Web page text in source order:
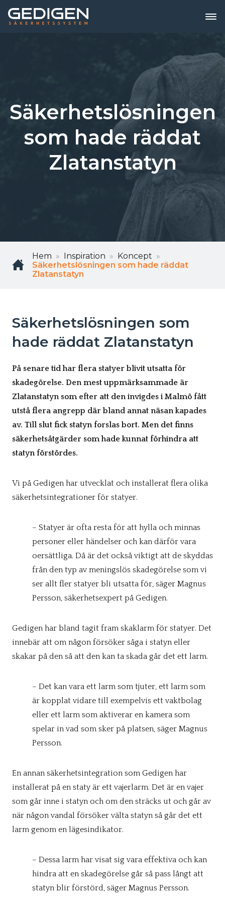
Säkerhetslösningen
som hade räddat
Zlatanstatyn
Hem Inspiration
Koncept
Säkerhetslösningen som hade räddat
Zlatanstatyn
Säkerhetslösningen som
hade räddat Zlatanstatyn
På senare tid har flera statyer blivit utsatta för
skadegörelse. Den mest uppmärksammade är
Zlatanstatyn som efter att den invigdes i Malmö fått
utstå flera angrepp där bland annat näsan kapades
av. Till slut fick statyn forslas bort. Men det finns
säkerhetsåtgärder som hade kunnat förhindra att
statyn förstördes.
Vi på Gedigen har utvecklat och installerat flera olika
säkerhetsintegrationer för statyer.
– Statyer är ofta resta för att hylla och minnas
personer eller händelser och kan därför vara
oersättliga. Då är det också viktigt att de skyddas
från den typ av meningslös skadegörelse som vi
ser allt fler statyer bli utsatta för, säger Magnus
Persson, säkerhetsexpert på Gedigen.
Gedigen har bland tagit fram skaklarm för statyer. Det
innebär att om någon försöker såga i statyn eller
skakar på den så att den kan ta skada går det ett larm.
– Det kan vara ett larm som tjuter, ett larm som
är kopplat vidare till exempelvis ett vaktbolag
eller ett larm som aktiverar en kamera som
spelar in vad som sker på platsen, säger Magnus
Persson.
En annan säkerhetsintegration som Gedigen har
installerat på en staty är ett vajerlarm. Det är en vajer
som går inne i statyn och om den sträcks ut och går av
när någon vandal försöker välta statyn så går det ett
larm genom en lägesindikator.
– Dessa larm har visat sig vara effektiva och kan
hindra att en skadegörelse går så pass långt att
statyn blir förstörd, säger Magnus Persson.